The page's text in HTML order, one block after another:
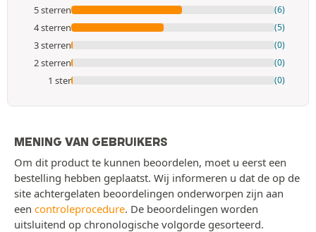
5 sterren (6)
4 sterren (5)
3 sterren (0)
2 sterren (0)
1 ster (0)
MENING VAN GEBRUIKERS
Om dit product te kunnen beoordelen, moet u eerst een
bestelling hebben geplaatst. Wij informeren u dat de op de
site achtergelaten beoordelingen onderworpen zijn aan
een controleprocedure. De beoordelingen worden
uitsluitend op chronologische volgorde gesorteerd.